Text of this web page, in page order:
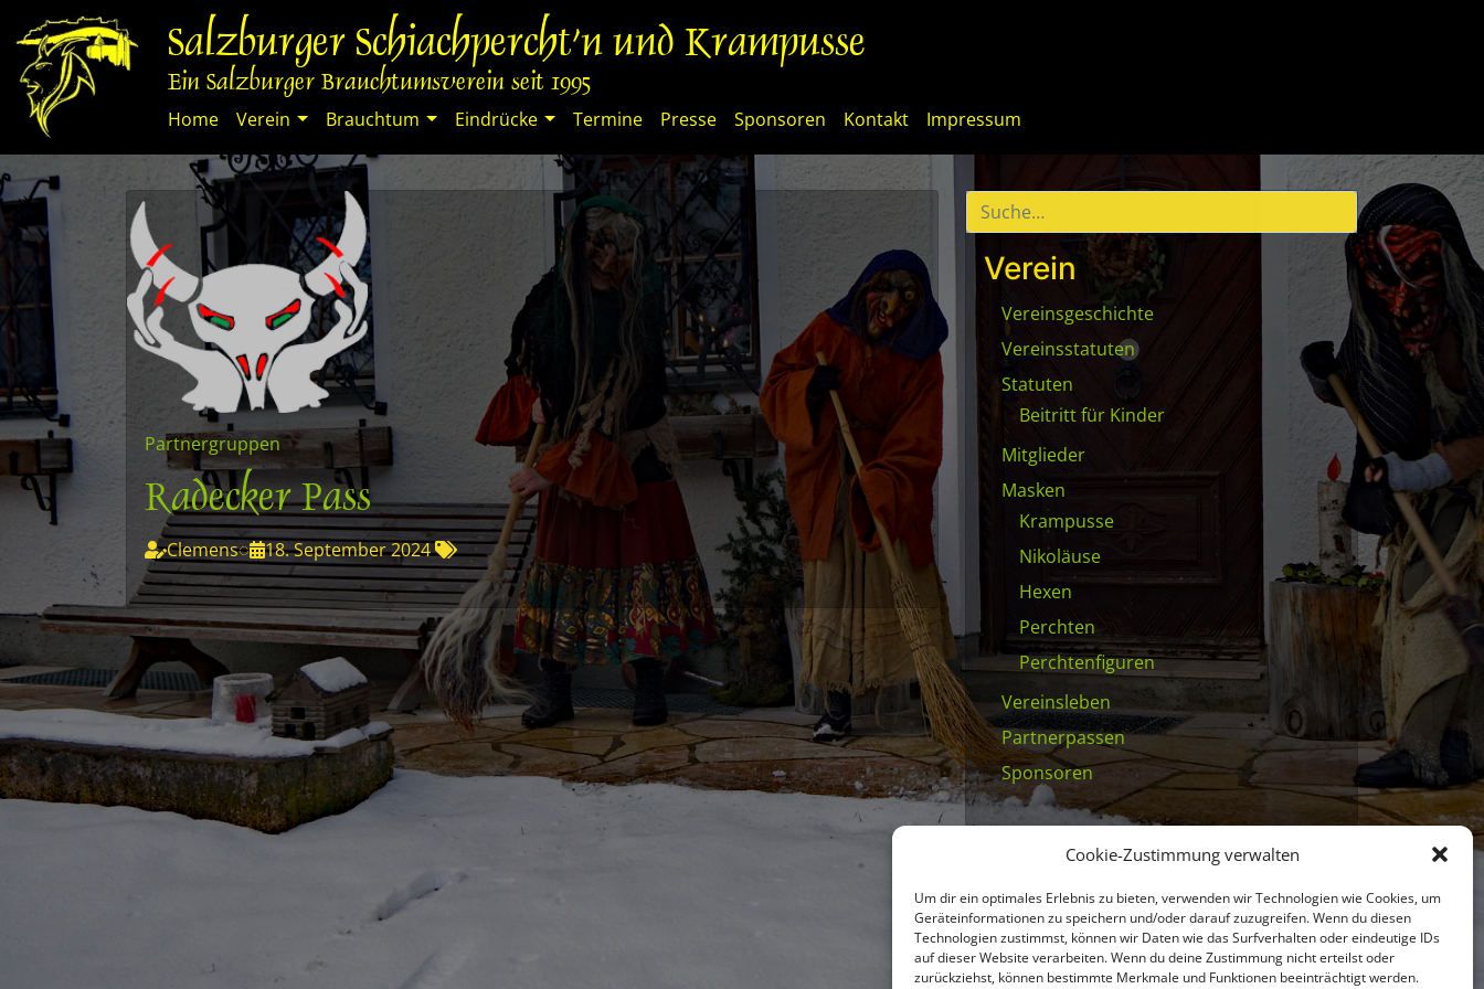
Cookie-Zustimmung verwalten
Um dir ein optimales Erlebnis zu bieten, verwenden wir Technologien wie Cookies, um
Geräteinformationen zu speichern und/oder darauf zuzugreifen. Wenn du diesen
Technologien zustimmst, können wir Daten wie das Surfverhalten oder eindeutige IDs
auf dieser Website verarbeiten. Wenn du deine Zustimmung nicht erteilst oder
zurückziehst, können bestimmte Merkmale und Funktionen beeinträchtigt werden.
zum
Inhalt
Salzburger Schiachpercht'n und Krampusse
Ein Salzburger Brauchtumsverein seit 1995
Home Verein Brauchtum Eindrücke Termine Presse Sponsoren Kontakt Impressum
Partnergruppen
Radecker Pass
Clemens◌ 18. September 2024
Verein
Vereinsgeschichte
Vereinsstatuten
Statuten
Beitritt für Kinder
Mitglieder
Masken
Krampusse
Nikoläuse
Hexen
Perchten
Perchtenfiguren
Vereinsleben
Partnerpassen
Sponsoren